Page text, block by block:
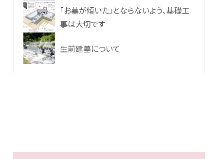
「お墓が傾いた」とならないよう、基礎工
事は大切です
生前建墓について